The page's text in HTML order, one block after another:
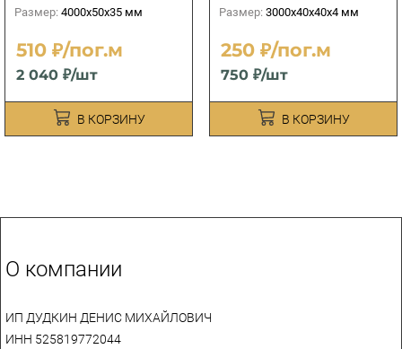
Размер: 4000х50х35 мм
510 ₽/пог.м
2 040 ₽/шт
В КОРЗИНУ
Размер: 3000х40х40х4 мм
250 ₽/пог.м
750 ₽/шт
В КОРЗИНУ
О компании
ИП ДУДКИН ДЕНИС МИХАЙЛОВИЧ
ИНН 525819772044